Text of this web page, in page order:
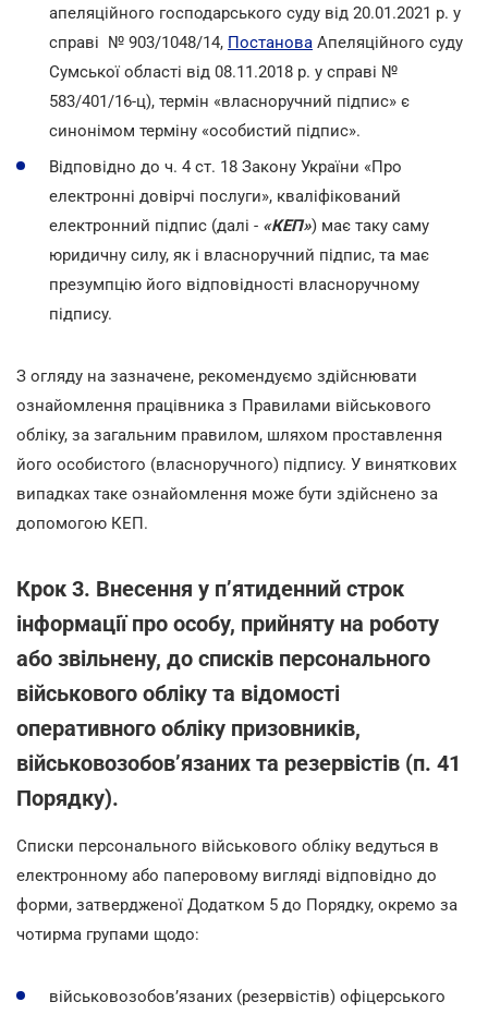
апеляційного господарського суду від 20.01.2021 р. у
справі № 903/1048/14, Постанова Апеляційного суду
Сумської області від 08.11.2018 р. у справі №
583/401/16-ц), термін «власноручний підпис» є
синонімом терміну «особистий підпис».
Відповідно до ч. 4 ст. 18 Закону України «Про
електронні довірчі послуги», кваліфікований
електронний підпис (далі - «КЕП») має таку саму
юридичну силу, як і власноручний підпис, та має
презумпцію його відповідності власноручному
підпису.
З огляду на зазначене, рекомендуємо здійснювати
ознайомлення працівника з Правилами військового
обліку, за загальним правилом, шляхом проставлення
його особистого (власноручного) підпису. У виняткових
випадках таке ознайомлення може бути здійснено за
допомогою КЕП.
Крок 3. Внесення у п’ятиденний строк
інформації про особу, прийняту на роботу
або звільнену, до списків персонального
військового обліку та відомості
оперативного обліку призовників,
військовозобов’язаних та резервістів (п. 41
Порядку).
Списки персонального військового обліку ведуться в
електронному або паперовому вигляді відповідно до
форми, затвердженої Додатком 5 до Порядку, окремо за
чотирма групами щодо:
військовозобов’язаних (резервістів) офіцерського